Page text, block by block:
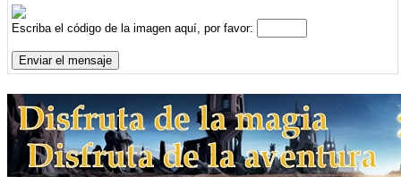
Escriba el código de la imagen aquí, por favor: